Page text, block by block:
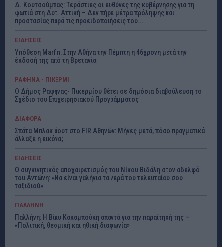
Δ. Κουτσούμπας: Τεράστιες οι ευθύνες της κυβέρνησης για τη
φωτιά στη Δυτ. Αττική – Δεν πήρε μέτρα πρόληψης και
προστασίας παρά τις προειδοποιήσεις του...
ΕΙΔΗΣΕΙΣ
Υπόθεση Marfin: Στην Αθήνα την Πέμπτη η 46χρονη μετά την
έκδοσή της από τη Βρετανία
ΡΑΦΗΝΑ - ΠΙΚΕΡΜΙ
Ο Δήμος Ραφήνας- Πικερμίου θέτει σε δημόσια διαβούλευση το
Σχέδιο του Επιχειρησιακού Προγράμματος
ΔΙΑΦΟΡΑ
Σπάτα Μπλακ άουτ στο FIR Αθηνών: Μήνες μετά, πόσο πραγματικά
άλλαξε η εικόνα;
ΕΙΔΗΣΕΙΣ
Ο συγκινητικός αποχαιρετισμός του Νίκου Βιδάλη στον αδελφό
του Αντώνη: «Να είναι γαλήνια τα νερά του τελευταίου σου
ταξιδιού»
ΠΑΛΛΗΝΗ
Παλλήνη: Η Βίκυ Κακαμπούκη απαντά για την παραίτησή της –
«Πολιτική, θεσμική και ηθική διαφωνία»